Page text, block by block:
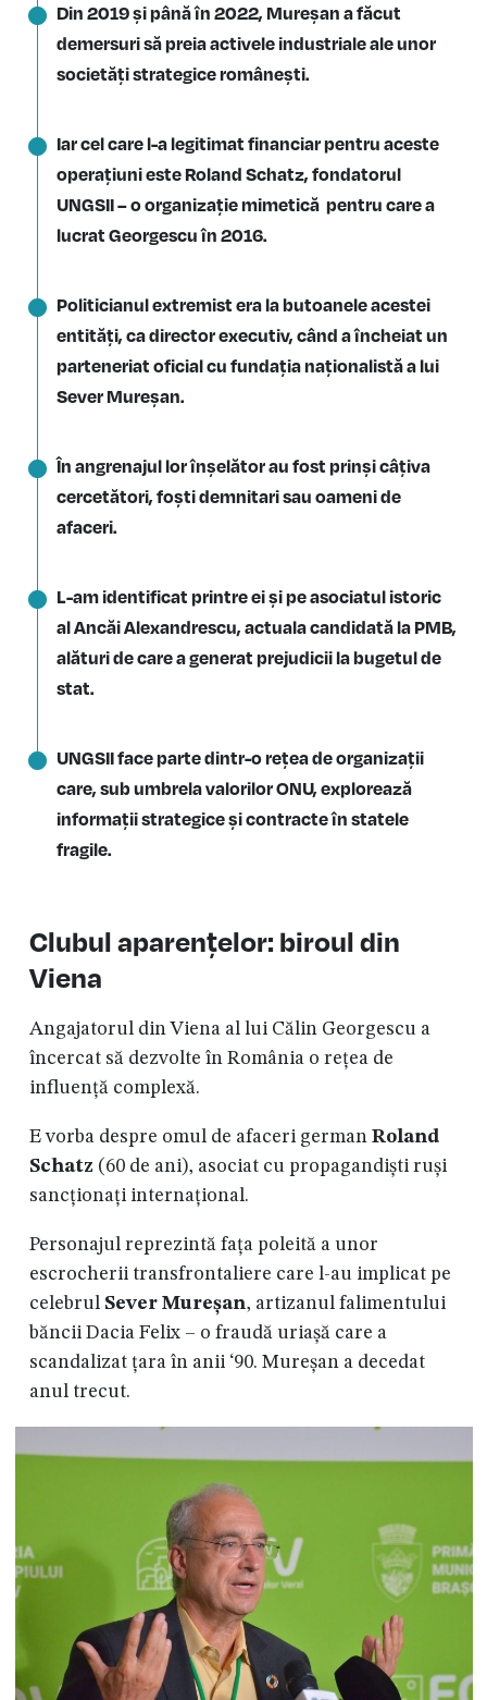
Din 2019 și până în 2022, Mureșan a făcut
demersuri să preia activele industriale ale unor
societăți strategice românești.
Iar cel care l-a legitimat financiar pentru aceste
operațiuni este Roland Schatz, fondatorul
UNGSII – o organizație mimetică pentru care a
lucrat Georgescu în 2016.
Politicianul extremist era la butoanele acestei
entități, ca director executiv, când a încheiat un
parteneriat oficial cu fundația naționalistă a lui
Sever Mureșan.
În angrenajul lor înșelător au fost prinși câțiva
cercetători, foști demnitari sau oameni de
afaceri.
L-am identificat printre ei și pe asociatul istoric
al Ancăi Alexandrescu, actuala candidată la PMB,
alături de care a generat prejudicii la bugetul de
stat.
UNGSII face parte dintr-o rețea de organizații
care, sub umbrela valorilor ONU, explorează
informații strategice și contracte în statele
fragile.
Clubul aparențelor: biroul din
Viena
Angajatorul din Viena al lui Călin Georgescu a
încercat să dezvolte în România o rețea de
influență complexă.
E vorba despre omul de afaceri german Roland
Schatz (60 de ani), asociat cu propagandiști ruși
sancționați internațional.
Personajul reprezintă fața poleită a unor
escrocherii transfrontaliere care l-au implicat pe
celebrul Sever Mureșan, artizanul falimentului
băncii Dacia Felix – o fraudă uriașă care a
scandalizat țara în anii ‘90. Mureșan a decedat
anul trecut.